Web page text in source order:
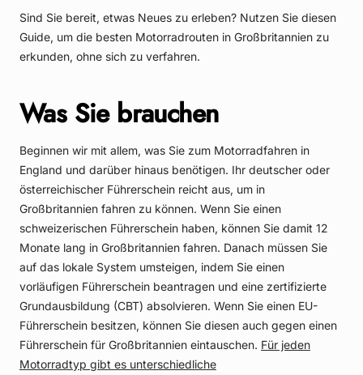
Sind Sie bereit, etwas Neues zu erleben? Nutzen Sie diesen
Guide, um die besten Motorradrouten in Großbritannien zu
erkunden, ohne sich zu verfahren.
Was Sie brauchen
Beginnen wir mit allem, was Sie zum Motorradfahren in
England und darüber hinaus benötigen. Ihr deutscher oder
österreichischer Führerschein reicht aus, um in
Großbritannien fahren zu können. Wenn Sie einen
schweizerischen Führerschein haben, können Sie damit 12
Monate lang in Großbritannien fahren. Danach müssen Sie
auf das lokale System umsteigen, indem Sie einen
vorläufigen Führerschein beantragen und eine zertifizierte
Grundausbildung (CBT) absolvieren. Wenn Sie einen EU-
Führerschein besitzen, können Sie diesen auch gegen einen
Führerschein für Großbritannien eintauschen. Für jeden
Motorradtyp gibt es unterschiedliche